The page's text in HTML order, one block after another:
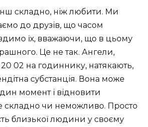
складно, ніж любити. Ми
до друзів, що часом
їх, вважаючи, що в цьому
Це не так. Ангели,
02 на годиннику, натякають,
субстанція. Вона може
момент і відновити
складно чи неможливо. Просто
близької людини у своєму